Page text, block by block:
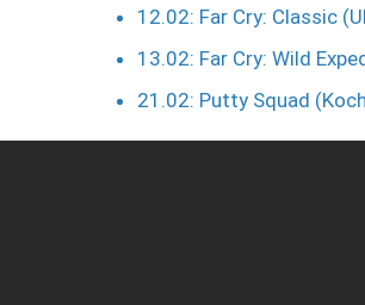
12.02: Far Cry: Classic
13.02: Far Cry: Wild
21.02: Putty Squad